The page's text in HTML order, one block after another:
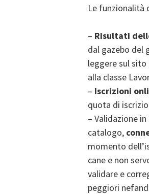
Le funzionalità
– Risultati
dal gazebo del
leggere sul
alla classe
– Iscrizioni
quota di
– Validazione
catalogo,
momento
cane e non
validare e
peggiori